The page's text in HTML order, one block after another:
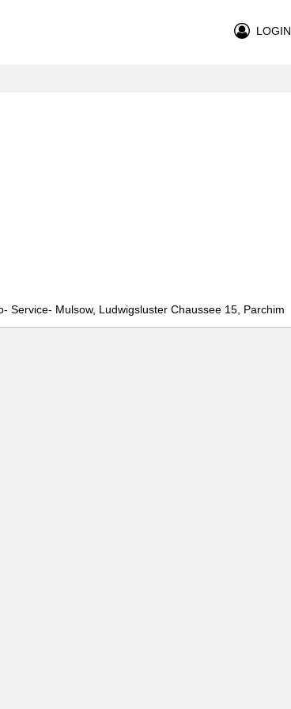
LOGIN
Service- Mulsow, Ludwigsluster Chaussee 15, Parchim
website. Some of these are
website and your
IP addresses), e.g. B. for
measurement. You can
in our
at any time under